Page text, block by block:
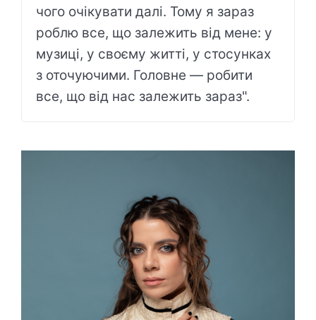
чого очікувати далі. Тому я зараз
роблю все, що залежить від мене: у
музиці, у своєму житті, у стосунках
з оточуючими. Головне — робити
все, що від нас залежить зараз".